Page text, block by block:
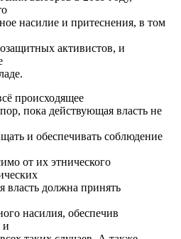
насилие и притеснения, в том
активистов, и
происходящее
пока действующая власть не
и обеспечивать соблюдение
от их этнического
власть должна принять
насилия, обеспечив
и